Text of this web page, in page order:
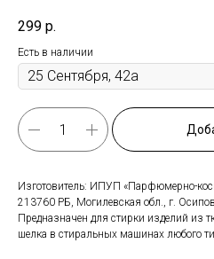
299 р.
Есть в наличии
Изготовитель: ИПУП «Парфюмерно-
213760 РБ, Могилевская обл., г.
Предназначен для стирки изделий из
шелка в стиральных машинах любого